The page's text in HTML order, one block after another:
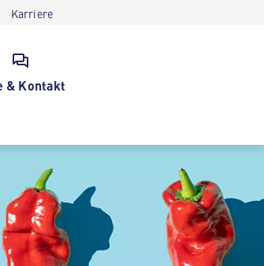
Karriere
& Kontakt